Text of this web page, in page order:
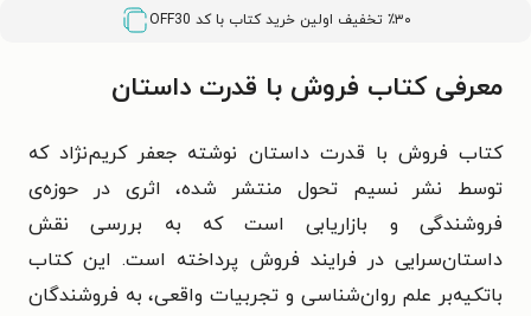
٪۳۰ تخفیف اولین خرید کتاب با کد OFF30
معرفی کتاب فروش با قدرت داستان
کتاب فروش با قدرت داستان نوشته جعفر کریم‌نژاد که
توسط نشر نسیم تحول منتشر شده، اثری در حوزه‌ی
فروشندگی و بازاریابی است که به بررسی نقش
داستان‌سرایی در فرایند فروش پرداخته است. این کتاب
باتکیه‌بر علم روان‌شناسی و تجربیات واقعی، به فروشندگان